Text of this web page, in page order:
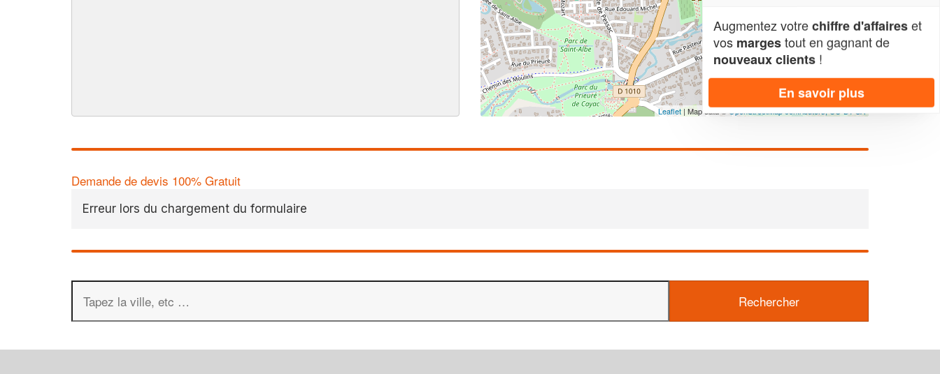
Leaflet| Map data ©OpenStreetMap contributors,CC-BY-SA
Demande de devis 100% Gratuit
Erreur lors du chargement du formulaire
Augmentez votrechiffre d'affaireset
vos margestout en gagnant de
nouveaux clients !
En savoir plus